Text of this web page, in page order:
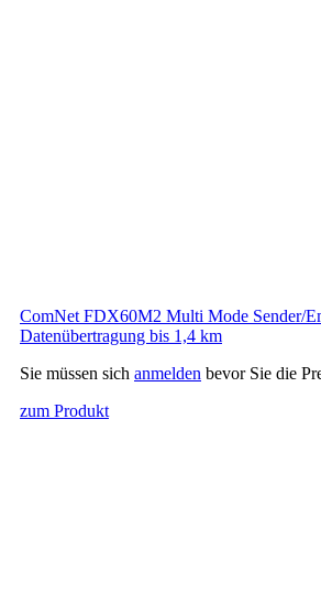
ComNet FDX60M2 Multi Mode Sender/
Datenübertragung bis 1,4 km
Sie müssen sich anmelden bevor Sie die
zum Produkt